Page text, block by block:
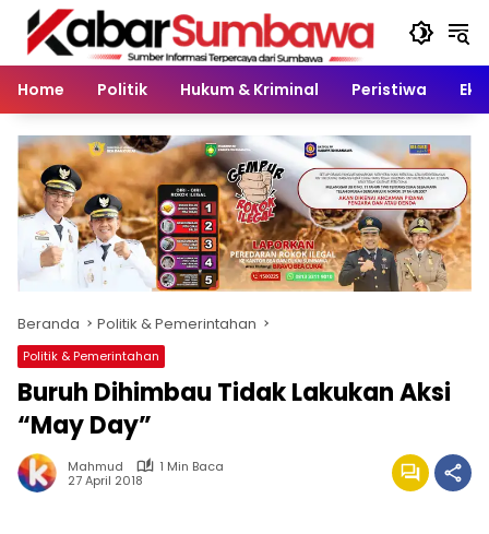
Langsung
konten
Home
Politik Hukum & Kriminal Peristiwa
Beranda Politik & Pemerintahan
Politik & Pemerintahan
Buruh Dihimbau Tidak Lakukan Aksi
“May Day”
Mahmud
1 Min Baca
27 April 2018